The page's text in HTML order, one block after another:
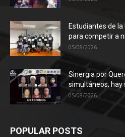
Estudiantes de
para competir a
05/08/2026
Sinergia por
simultáneos; hay
05/08/2026
POPULAR POSTS